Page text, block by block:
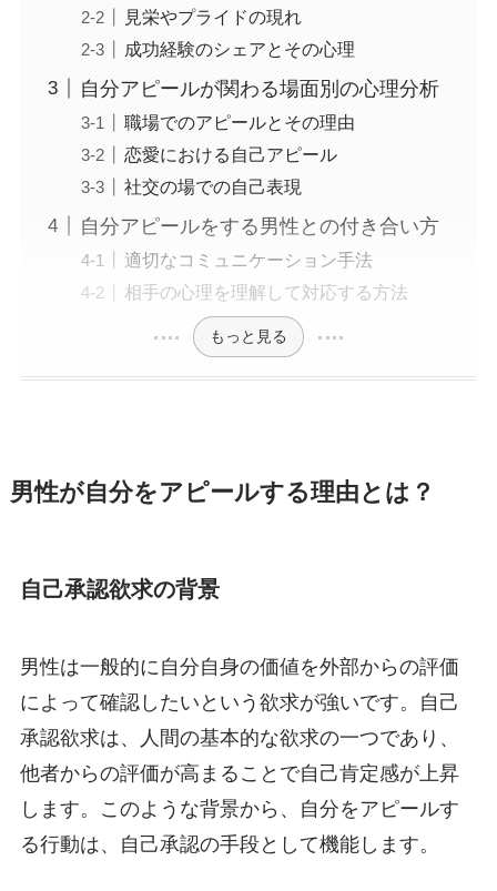
見栄やプライドの現れ
成功経験のシェアとその心理
自分アピールが関わる場面別の心理分析
職場でのアピールとその理由
恋愛における自己アピール
社交の場での自己表現
自分アピールをする男性との付き合い方
適切なコミュニケーション手法
相手の心理を理解して対応する方法
もっと見る
男性が自分をアピールする理由とは？
自己承認欲求の背景
男性は一般的に自分自身の価値を外部からの評価
によって確認したいという欲求が強いです。自己
承認欲求は、人間の基本的な欲求の一つであり、
他者からの評価が高まることで自己肯定感が上昇
します。このような背景から、自分をアピールす
る行動は、自己承認の手段として機能します。